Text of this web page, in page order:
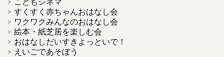
すくすく赤ちゃんおはなし会
ワクワクみんなのおはなし会
絵本・紙芝居を楽しむ会
おはなしだいすきよっといで！
えいごであそぼう